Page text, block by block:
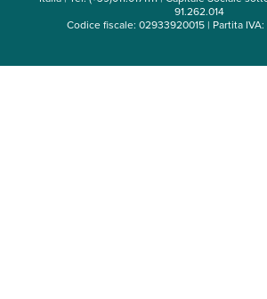
91.262.014
Codice fiscale: 02933920015 | Partita